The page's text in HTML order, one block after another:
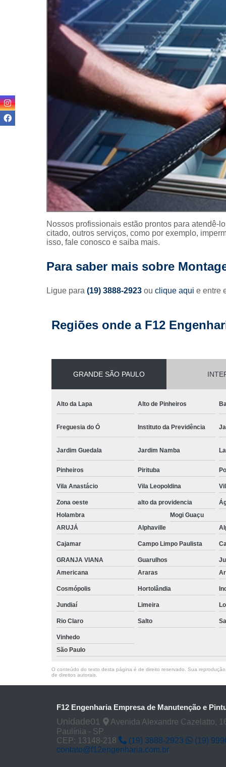
Reforma
Reforma
Reformas
prédios
Reformas
Textura
Nossos profissionais estão prontos para atendê-
citado, outros serviços, como por exemplo,
isso, fale conosco e saiba mais.
Para saber mais sobre
Ligue para (19) 3888-2923 ou clique aqui e entre
Regiões onde a F12
GRANDE SÃO PAULO
Alto da Lapa Alto de Pinheiros
Freguesia do Ó Instituto da Previdência
Jardim Guedala Jardim Namba
Pinheiros Pirituba
Vila Anastácio Vila Leopoldina
Zona oeste alto da providencia
Holambra
Mogi Guaçu
ARUJÁ
Alphaville
Cajamar Campo Limpo Paulista
GRANJA VIANA Guarulhos
Americana
Araras
Cosmópolis Hortolândia
Jundiaí Limeira
Rio Claro Salto
Vinhedo
São Paulo
O conteúdo do texto desta página é de direito reservado. Sua
de direitos autorais.
F12 Engenharia Empresa de Manutenção e
Unidade01
Avenida Alexandre Cazelatto,
Paulínia - SP
CEP: 13148-218
(19) 3888-2923
(19)
contato@f12engenharia.com.br